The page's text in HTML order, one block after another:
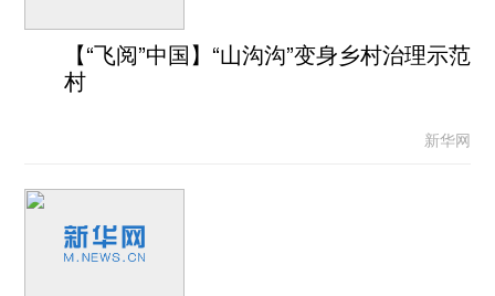
【“飞阅”中国】“山沟沟”变身乡村治理示范
村
新华网